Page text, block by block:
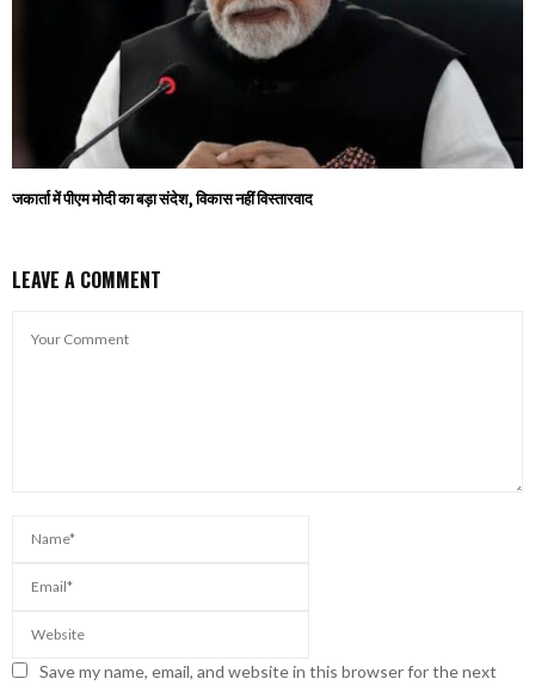
जकार्ता में पीएम मोदी का बड़ा संदेश, विकास नहीं विस्तारवाद
LEAVE A COMMENT
Save my name, email, and website in this browser for the next